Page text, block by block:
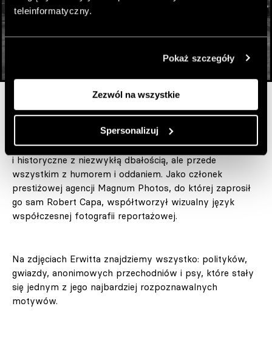
teleinformatyczny.
Pokaż szczegóły
Zezwól na wszystkie
Spersonalizuj
© Elliott Erwitt / Magnum Photos, Muzeum Prado, Madryt,
Hiszpania, 1995
Uwieczniał życie codzienne, dokumentował ulotne chwile
i historyczne z niezwykłą dbałością, ale przede
wszystkim z humorem i oddaniem. Jako członek
prestiżowej agencji Magnum Photos, do której zaprosił
go sam Robert Capa, współtworzył wizualny język
współczesnej fotografii reportażowej.
Na zdjęciach Erwitta znajdziemy wszystko: polityków,
gwiazdy, anonimowych przechodniów i psy, które stały
się jednym z jego najbardziej rozpoznawalnych
motywów.